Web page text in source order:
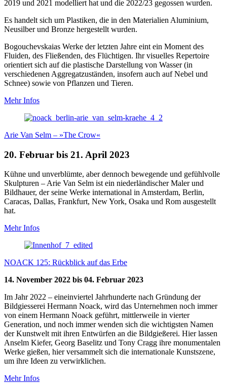
2019 und 2021 modelliert hat und die 2022/23 gegossen wurden.
Es handelt sich um Plastiken, die in den Materialien Aluminium,
Neusilber und Bronze hergestellt wurden.
Bogouchevskaias Werke der letzten Jahre eint ein Moment des
Fluiden, des Fließenden, des Flüchtigen. Ihr visuelles Repertoire
orientiert sich auf die plastische Darstellung von Wasser (in
verschiedenen Aggregatzuständen, insofern auch auf Nebel und
Schnee) sowie von Pflanzen und Tieren.
Mehr Infos
Arie Van Selm – »The Crow«
20. Februar bis 21. April 2023
Kühne und unverblümte, aber dennoch bewegende und gefühlvolle
Skulpturen – Arie Van Selm ist ein niederländischer Maler und
Bildhauer, der seine Werke international in Amsterdam, Berlin,
Caracas, Dallas, Frankfurt, New York, Osaka und Rom ausgestellt
hat.
Mehr Infos
NOACK 125: Rückblick auf das Erbe
14. November 2022 bis 04. Februar 2023
Im Jahr 2022 – eineinviertel Jahrhunderte nach Gründung der
Bildgiesserei Hermann Noack, wird das Unternehmen noch immer
von einem Hermann Noack geführt, mittlerweile in vierter
Generation, und noch immer wenden sich die wichtigsten Namen
der Kunstwelt mit ihren Entwürfen an die Bildgießerei. Hier lassen
Anselm Kiefer, Georg Baselitz und Tony Cragg ihre monumentalen
Werke gießen, hier versammelt sich die internationale Kunstszene,
um ihre Ideen zu verwirklichen.
Mehr Infos